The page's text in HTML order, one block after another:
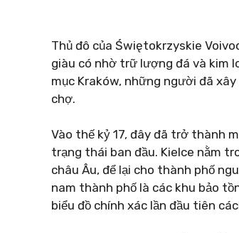
Thủ đô của Świętokrzyskie
giàu có nhờ trữ lượng đá và kim
mục Kraków, những người đã
chợ.
Vào thế kỷ 17, đây đã trở thành
trạng thái ban đầu. Kielce nằm
châu Âu, để lại cho thành phố
nam thành phố là các khu bảo
biểu đồ chính xác lần đầu tiên